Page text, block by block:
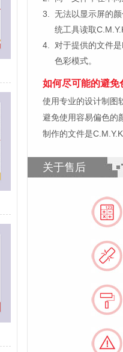
3.
无法以显示屏的
统工具读取
4.
对于提供的文件
色彩模式。
如何尽可能的避免
使用专业的设计制图
避免使用容易偏色的
制作的文件是
关于售后